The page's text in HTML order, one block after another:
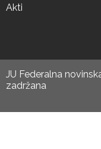
Akti
JU Federalna
zadržana